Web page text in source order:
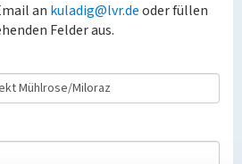
an kuladig@lvr.deoder füllen
Felder aus.